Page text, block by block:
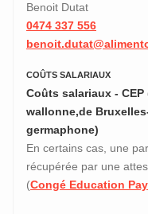
Benoit Dutat
0474 337 556
COÛTS SALARIAUX
Coûts salariaux -
wallonne,de
germaphone)
En certains cas, une
récupérée par une
(Congé Education